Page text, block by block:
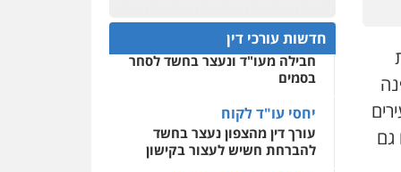
גם
פלילי פשיעה חמורה
מעצרים וחקירות
0505212444
עו"ד אסף גונן
פלילי פשע חמור תעבורה
צבא מעצרים וחקירות
לעורכי דין
אסירים
שירותים מקצועיים לעורכי
דין
חדשות עורכי דין
חבילה מעו"ד ונעצר בחשד לסחר
בסמים
יחסי עו"ד לקוח
להברחת חשיש לעצור בקישון
עו"ד ליאור קצב הורשע